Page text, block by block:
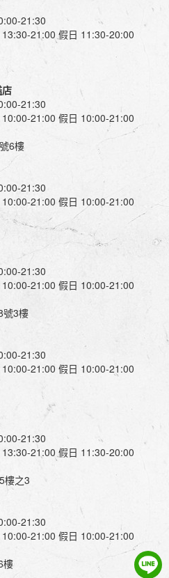
21:30
21:00 假日 11:30-20:00
21:30
21:00 假日 10:00-21:00
6樓
21:30
21:00 假日 10:00-21:00
21:30
21:00 假日 10:00-21:00
號3樓
21:30
21:00 假日 10:00-21:00
21:30
21:00 假日 11:30-20:00
樓之3
21:30
21:00 假日 10:00-21:00
樓